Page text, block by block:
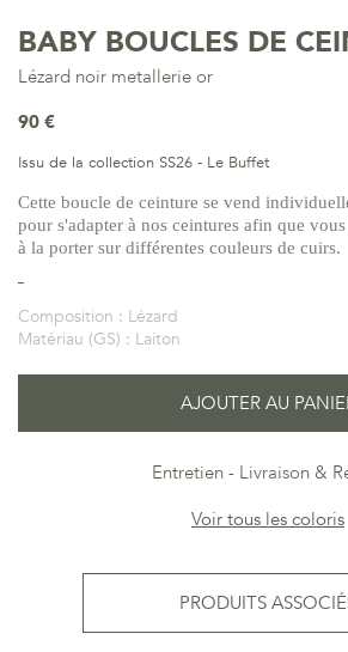
BABY BOUCLES DE
Lézard noir metallerie or
90 €
Issu de la collection SS26 - Le Buffet
Cette boucle de ceinture se vend
pour s'adapter à nos ceintures afin que
à la porter sur différentes couleurs de cuirs.
Composition : Lézard
Matériau (GS) : Laiton
AJOUTER AU
Entretien
Livraison &
Voir tous les coloris
PRODUITS